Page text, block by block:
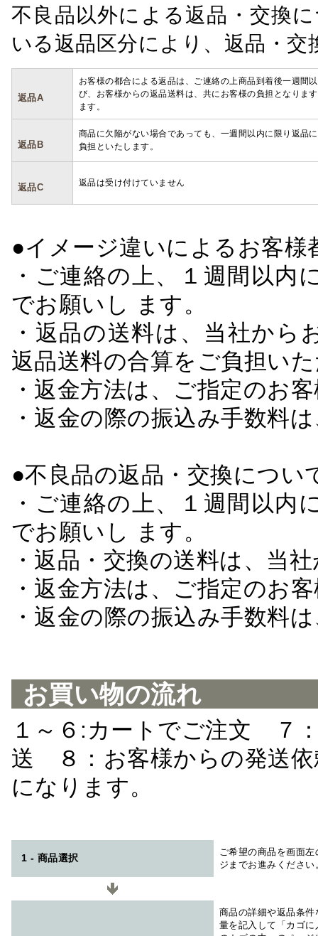
不良品以外による返品・交換
いる返品区分により、返品・
返品A
お客様の都合による返品は、ご連絡の上商品到着後一週間
び、お客様からの返品送料は、共にお客様の負担となりま
ます。
返品B
商品に欠陥がない場合であっても、一週間以内に限り返品
負担といたします。
返品C 返品は受け付けていません
●イメージ違いによるお客
・ご連絡の上、１週間以
でお願いし ます。
・返品の送料は、当社か
返品送料の合算をご負担い
・返金方法は、ご指定のお
・返金の際の振込み手数料
●不良品の返品・交換につい
・ご連絡の上、１週間以
でお願いし ます。
・返品・交換の送料は、当
・返金方法は、ご指定のお
・返金の際の振込み手数料
お買い物の流れ
１～６:カートでご注文 ７
送 ８：お客様からの発送
になります。
1 - 商品選択
ご希望の商品を画面
ジまでお進みください
商品の詳細や返品条
量を記入して「カゴ